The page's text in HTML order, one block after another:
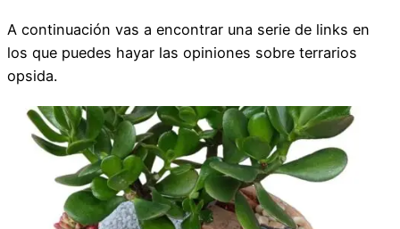
A continuación vas a encontrar una serie de links en
los que puedes hayar las opiniones sobre terrarios
opsida.